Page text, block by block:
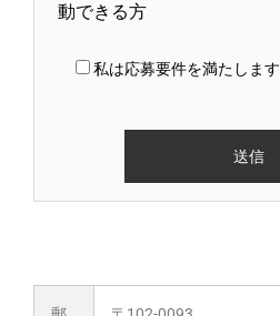
動できる方
私は応募要件を満たします